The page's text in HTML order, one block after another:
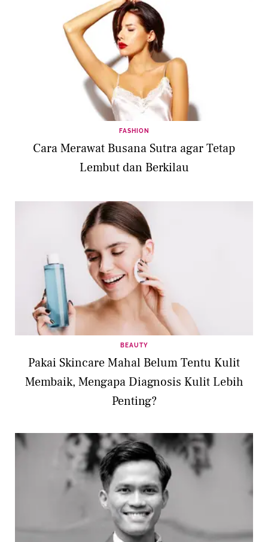
FASHION
Cara Merawat Busana Sutra agar Tetap
Lembut dan Berkilau
BEAUTY
Pakai Skincare Mahal Belum Tentu Kulit
Membaik, Mengapa Diagnosis Kulit Lebih
Penting?